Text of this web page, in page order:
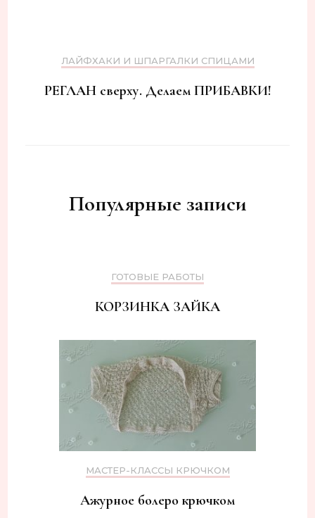
ЛАЙФХАКИ И ШПАРГАЛКИ СПИЦАМИ
РЕГЛАН сверху. Делаем ПРИБАВКИ!
Популярные записи
ГОТОВЫЕ РАБОТЫ
КОРЗИНКА ЗАЙКА
МАСТЕР-КЛАССЫ КРЮЧКОМ
Ажурное болеро крючком